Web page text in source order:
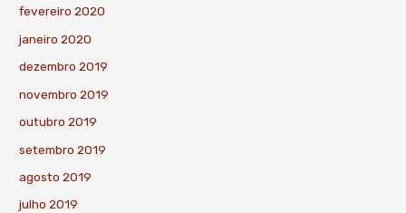
fevereiro 2020
janeiro 2020
dezembro 2019
novembro 2019
outubro 2019
setembro 2019
agosto 2019
julho 2019